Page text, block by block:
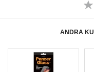
ANDRA